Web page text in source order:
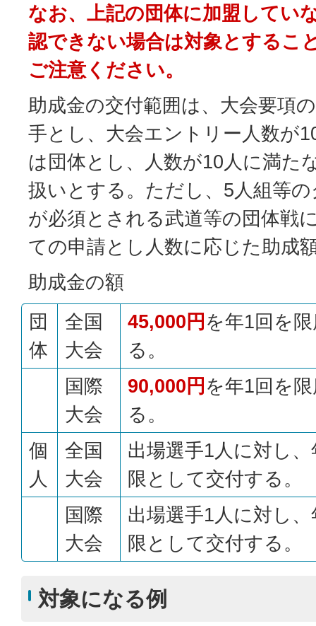
なお、上記の団体に加盟してい
認できない場合は対象とするこ
ご注意ください。
助成金の交付範囲は、大会要項
手とし、大会エントリー人数が
は団体とし、人数が10人に満た
扱いとする。ただし、5人組等
が必須とされる武道等の団体戦
ての申請とし人数に応じた助成
助成金の額
団
体
全国
大会
45,000円 を年1回を
る。
国際
大会
90,000円 を年1回を
る。
個
人
全国
大会
出場選手1人に対し、
限として交付する。
国際
大会
出場選手1人に対し、
限として交付する。
対象になる例